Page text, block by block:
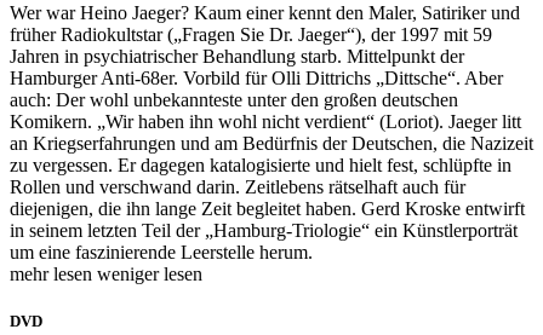
Wer war Heino Jaeger? Kaum einer kennt den Maler, Satiriker und
früher Radiokultstar („Fragen Sie Dr. Jaeger“), der 1997 mit 59
Jahren in psychiatrischer Behandlung starb. Mittelpunkt der
Hamburger Anti-68er. Vorbild für Olli Dittrichs „Dittsche“. Aber
auch: Der wohl unbekannteste unter den großen deutschen
Komikern. „Wir haben ihn wohl nicht verdient“ (Loriot). Jaeger litt
an Kriegserfahrungen und am Bedürfnis der Deutschen, die Nazizeit
zu vergessen. Er dagegen katalogisierte und hielt fest, schlüpfte in
Rollen und verschwand darin. Zeitlebens rätselhaft auch für
diejenigen, die ihn lange Zeit begleitet haben. Gerd Kroske entwirft
in seinem letzten Teil der „Hamburg-Triologie“ ein Künstlerporträt
um eine faszinierende Leerstelle herum.
mehr lesen weniger lesen
DVD